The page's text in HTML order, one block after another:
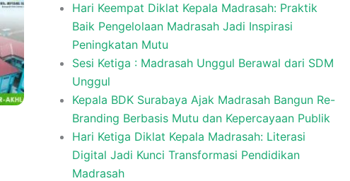
Hari Keempat Diklat Kepala Madrasah: Praktik
Baik Pengelolaan Madrasah Jadi Inspirasi
Peningkatan Mutu
Sesi Ketiga : Madrasah Unggul Berawal dari SDM
Unggul
Kepala BDK Surabaya Ajak Madrasah Bangun Re-
Branding Berbasis Mutu dan Kepercayaan Publik
Hari Ketiga Diklat Kepala Madrasah: Literasi
Digital Jadi Kunci Transformasi Pendidikan
Madrasah